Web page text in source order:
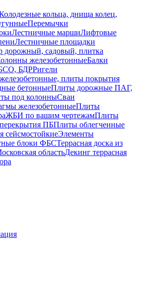
кольца, днища колец,
Перемычки
Лестничные маршиЛифтовые
Лестничные площадки
дорожный, садовый, плитка
железобетонныеБалки
БДРРигели
плиты покрытия
бетонныеПлиты дорожные ПАГ,
под колонныСваи
железобетонныеПлиты
ЖБИ по вашим чертежамПлиты
ПБПлиты облегченные
сейсмостойкиеЭлементы
блоки ФБСТеррасная доска из
областьДекинг террасная